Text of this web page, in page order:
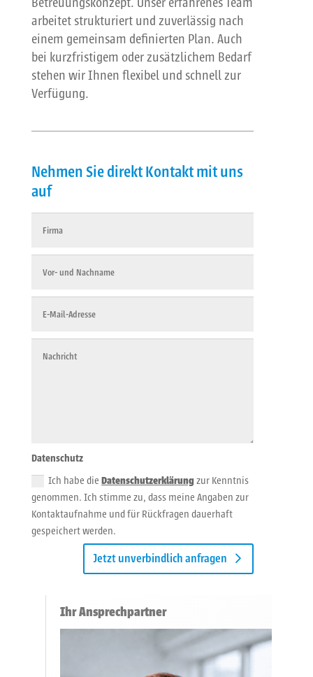
arbeitet strukturiert und zuverlässig nach
einem gemeinsam definierten Plan. Auch
bei kurzfristigem oder zusätzlichem Bedarf
stehen wir Ihnen flexibel und schnell zur
Verfügung.
Nehmen Sie direkt Kontakt mit uns
auf
Datenschutz
Ich habe dieDatenschutzerklärung zur Kenntnis
genommen. Ich stimme zu, dass meine Angaben zur
Kontaktaufnahme und für Rückfragen dauerhaft
gespeichert werden.
Jetzt unverbindlich anfragen
Ihr Ansprechpartner